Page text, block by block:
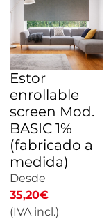
Estor
enrollable
screen Mod.
BASIC 1%
(fabricado a
medida)
Desde
35,20€
(IVA incl.)